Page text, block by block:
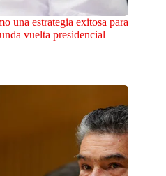
una estrategia exitosa para
vuelta presidencial